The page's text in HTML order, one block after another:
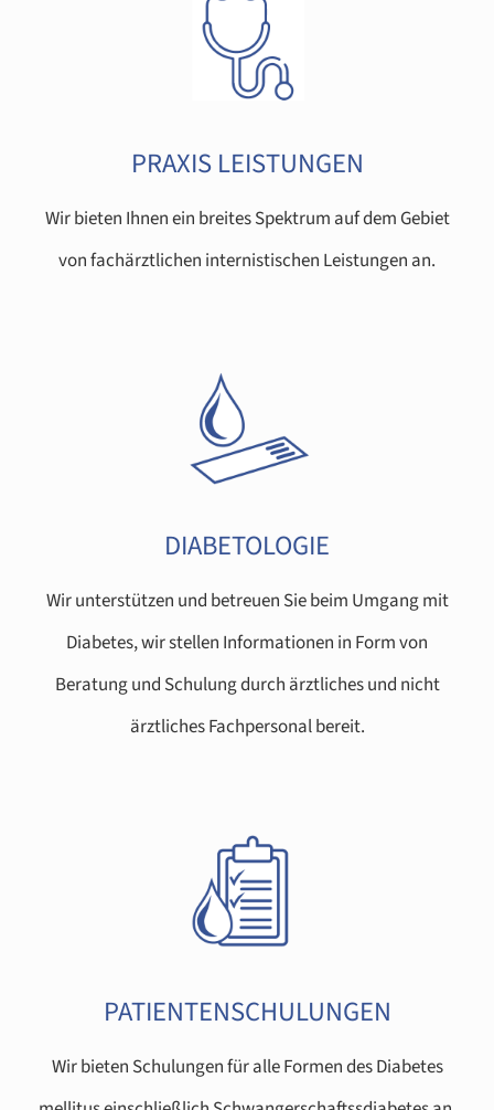
PRAXIS LEISTUNGEN
Wir bieten Ihnen ein breites Spektrum auf dem Gebiet
von fachärztlichen internistischen Leistungen an.
DIABETOLOGIE
Wir unterstützen und betreuen Sie beim Umgang mit
Diabetes, wir stellen Informationen in Form von
Beratung und Schulung durch ärztliches und nicht
ärztliches Fachpersonal bereit.
PATIENTENSCHULUNGEN
Wir bieten Schulungen für alle Formen des Diabetes